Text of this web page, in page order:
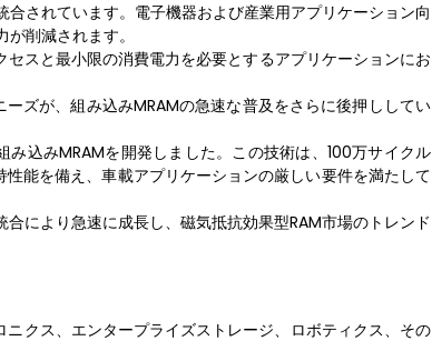
されています。電子機器および産業用アプリケーション向
削減されます。
スと最小限の消費電力を必要とするアプリケーションにお
ズが、組み込みMRAMの急速な普及をさらに後押ししてい
込みMRAMを開発しました。この技術は、100万サイクル
能を備え、車載アプリケーションの厳しい要件を満たして
により急速に成長し、磁気抵抗効果型RAM市場のトレンド
クス、エンタープライズストレージ、ロボティクス、その